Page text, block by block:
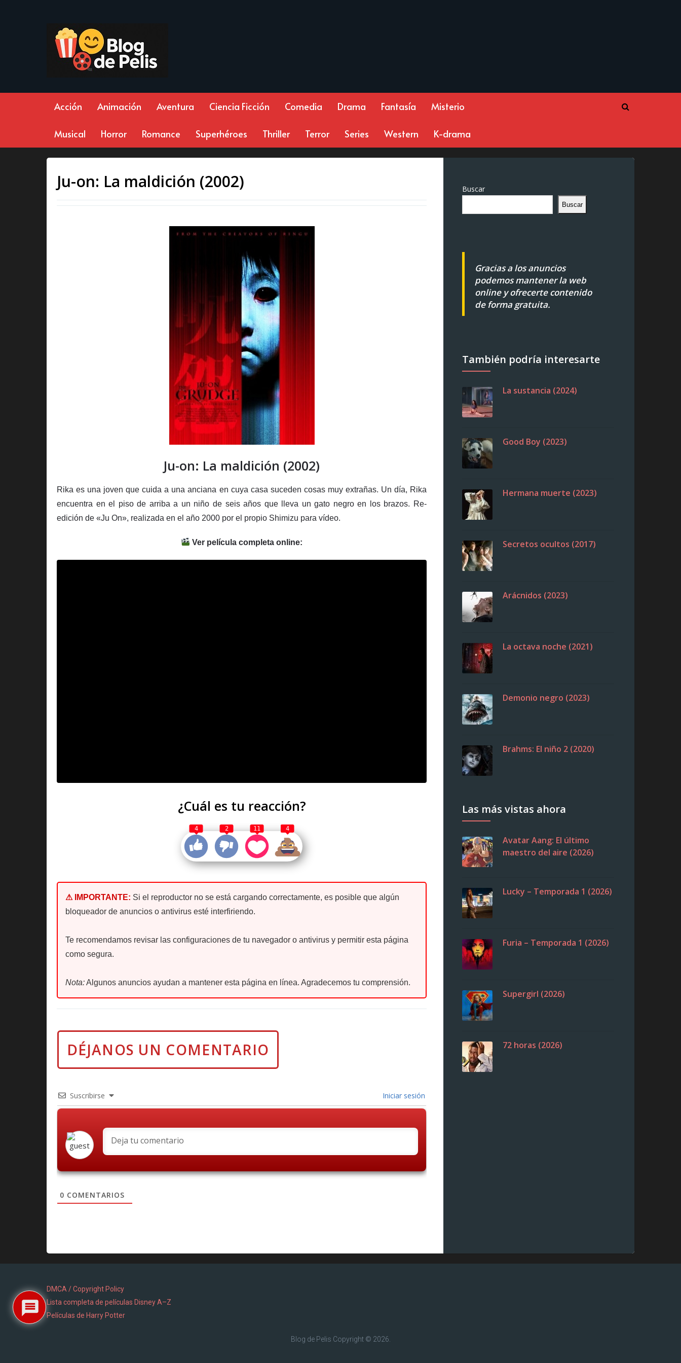
Acción Animación Aventura Ciencia Ficción Comedia Drama Fantasía Misterio
Musical Horror Romance Superhéroes Thriller Terror Series Western K-drama
Ju-on: La maldición (2002)
Ju-on: La maldición (2002)
Rika es una joven que cuida a una anciana en cuya casa suceden cosas muy extrañas. Un día, Rika
encuentra en el piso de arriba a un niño de seis años que lleva un gato negro en los brazos. Re-
edición de «Ju On», realizada en el año 2000 por el propio Shimizu para vídeo.
Ver película completa online:
¿Cuál es tu reacción?
4 2 11 4
⚠ IMPORTANTE: Si el reproductor no se está cargando correctamente, es posible que algún
bloqueador de anuncios o antivirus esté interfiriendo.
Te recomendamos revisar las configuraciones de tu navegador o antivirus y permitir esta página
como segura.
Nota:Algunos anuncios ayudan a mantener esta página en línea. Agradecemos tu comprensión.
Suscribirse Iniciar sesión
0 COMENTARIOS
Buscar
Buscar
Gracias a los anuncios
podemos mantener la web
online y ofrecerte contenido
de forma gratuita.
También podría interesarte
La sustancia (2024)
Good Boy (2023)
Hermana muerte (2023)
Secretos ocultos (2017)
Arácnidos (2023)
La octava noche (2021)
Demonio negro (2023)
Brahms: El niño 2 (2020)
Las más vistas ahora
Avatar Aang: El último
maestro del aire (2026)
Lucky – Temporada 1 (2026)
Furia – Temporada 1 (2026)
Supergirl (2026)
72 horas (2026)
DMCA / Copyright Policy
Lista completa de películas Disney A–Z
Películas de Harry Potter
Blog de Pelis Copyright © 2026.